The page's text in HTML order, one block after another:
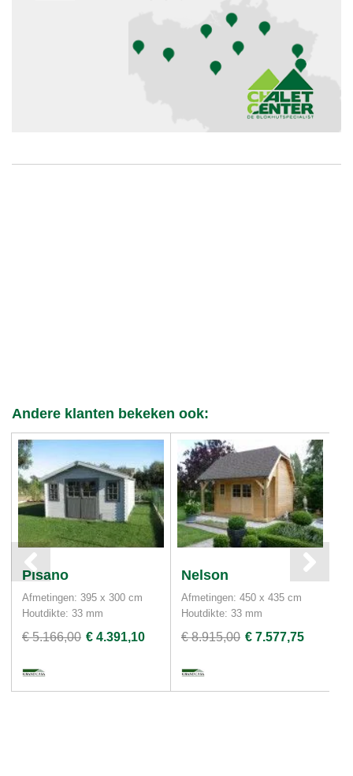
Andere klanten bekeken ook:
Pisano
Afmetingen: 395 x 300 cm
Houtdikte: 33 mm
€ 5.166,00 € 4.391,10
Nelson
Afmetingen: 450 x 435 cm
Houtdikte: 33 mm
€ 8.915,00 € 7.577,75